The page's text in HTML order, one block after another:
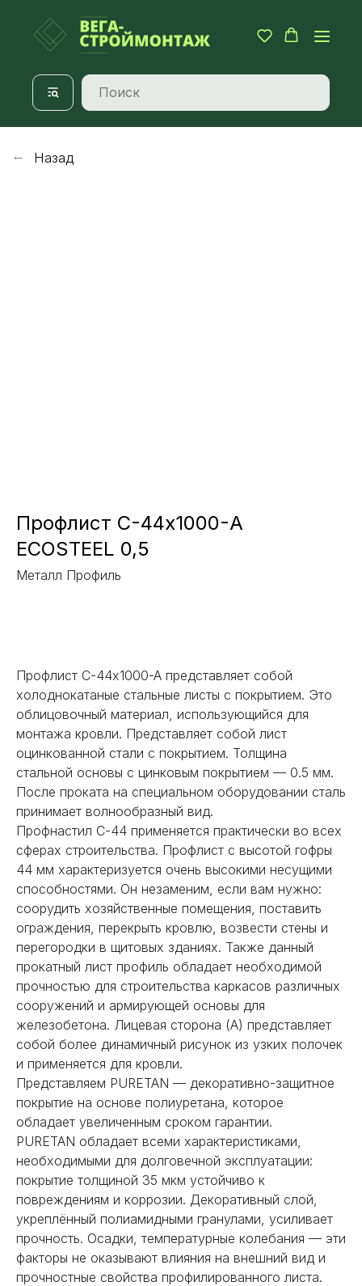
Назад
Профлист С-44x1000-А
ECOSTEEL 0,5
Металл Профиль
Профлист С-44x1000-A представляет собой
холоднокатаные стальные листы с покрытием. Это
облицовочный материал, использующийся для
монтажа кровли. Представляет собой лист
оцинкованной стали с покрытием. Толщина
стальной основы с цинковым покрытием — 0.5 мм.
После проката на специальном оборудовании сталь
принимает волнообразный вид.
Профнастил С-44 применяется практически во всех
сферах строительства. Профлист с высотой гофры
44 мм характеризуется очень высокими несущими
способностями. Он незаменим, если вам нужно:
соорудить хозяйственные помещения, поставить
ограждения, перекрыть кровлю, возвести стены и
перегородки в щитовых зданиях. Также данный
прокатный лист профиль обладает необходимой
прочностью для строительства каркасов различных
сооружений и армирующей основы для
железобетона. Лицевая сторона (А) представляет
собой более динамичный рисунок из узких полочек
и применяется для кровли.
Представляем PURETAN — декоративно-защитное
покрытие на основе полиуретана, которое
обладает увеличенным сроком гарантии.
PURETAN обладает всеми характеристиками,
необходимыми для долговечной эксплуатации:
покрытие толщиной 35 мкм устойчиво к
повреждениям и коррозии. Декоративный слой,
укреплённый полиамидными гранулами, усиливает
прочность. Осадки, температурные колебания — эти
факторы не оказывают влияния на внешний вид и
прочностные свойства профилированного листа.